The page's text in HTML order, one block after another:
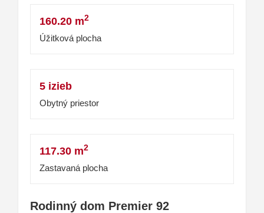
160.20 m2
Úžitková plocha
5 izieb
Obytný priestor
117.30 m2
Zastavaná plocha
Rodinný dom Premier 92